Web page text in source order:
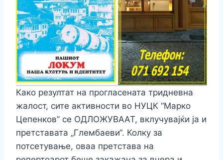
Како резултат на прогласената тридневна
жалост, сите активности во НУЦК “Марко
Цепенков” се ОДЛОЖУВААТ, вклучувајќи ја и
претставата „Глембаеви“. Колку за
потсетување, оваа претстава на